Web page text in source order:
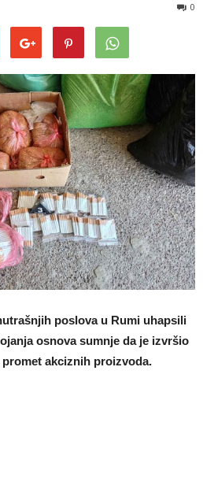
0
poslova u Rumi uhapsili
osnova sumnje da je izvršio
akciznih proizvoda.